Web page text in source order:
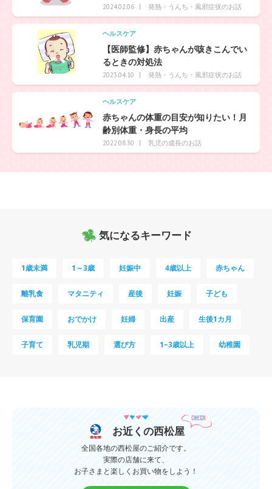
2024.02.06 発熱・うんち・風邪症状のお話
ヘルスケア
【医師監修】赤ちゃんが咳きこんでい
るときの対処法
2023.04.10 発熱・うんち・風邪症状のお話
ヘルスケア
赤ちゃんの体重の目安が知りたい！月
齢別体重・身長の平均
2022.08.30 乳児の成長のお話
気になるキーワード
1歳未満 1～3歳 妊娠中 4歳以上 赤ちゃん
離乳食 マタニティ 産後 妊娠 子ども
保育園 おでかけ 妊婦 出産 生後1カ月
子育て 乳児期 選び方 1~3歳以上 幼稚園
ベビーカー
おむつ 出産準備
遊ぶ 夏 イヤイヤ期
お近くの西松屋
全国各地の西松屋のご紹介です。
実際の店舗に来て、
お子さまと楽しくお買い物をしよう！